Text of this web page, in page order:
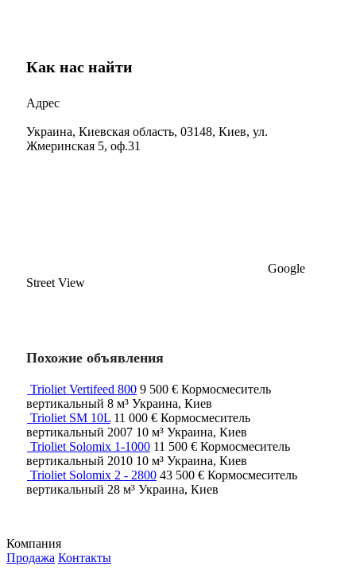
Как нас найти
Адрес
Украина, Киевская область, 03148, Киев, ул.
Жмеринская 5, оф.31
Google
Street View
Похожие объявления
Trioliet Vertifeed 800 9 500 € Кормосмеситель
вертикальный 8 м³ Украина, Киев
Trioliet SM 10L 11 000 € Кормосмеситель
вертикальный 2007 10 м³ Украина, Киев
Trioliet Solomix 1-1000 11 500 € Кормосмеситель
вертикальный 2010 10 м³ Украина, Киев
Trioliet Solomix 2 - 2800 43 500 € Кормосмеситель
вертикальный 28 м³ Украина, Киев
Компания
Продажа Контакты